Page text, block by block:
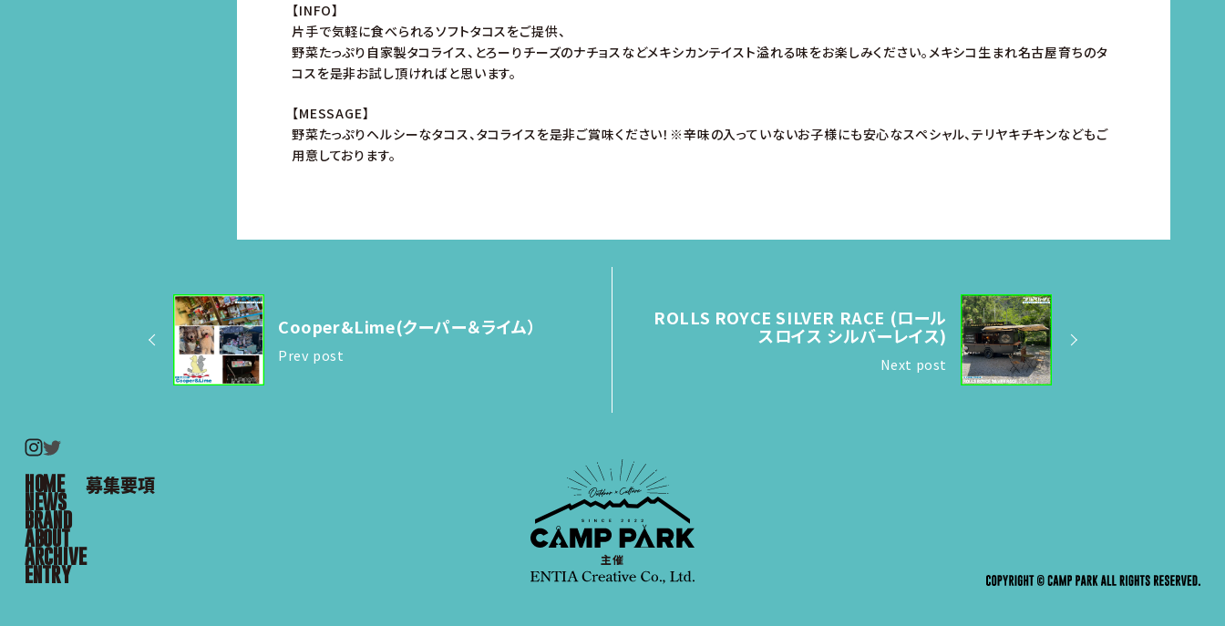
【INFO】
片手で気軽に食べられるソフトタコスをご提供、
野菜たっぷり自家製タコライス、とろーりチーズのナチョスなどメキシカンテイスト溢れる味をお楽しみください。メキシコ生まれ名古屋育ちのタ
コスを是非お試し頂ければと思います。
【MESSAGE】
野菜たっぷりヘルシーなタコス、タコライスを是非ご賞味ください！※辛味の入っていないお子様にも安心なスペシャル、テリヤキチキンなどもご
用意しております。
Cooper&Lime(クーパー＆ライム）
Prev post
ROLLS ROYCE SILVER RACE (ロール
スロイス シルバーレイス)
Next post
HOME
NEWS
BRAND
ABOUT
ARCHIVE
ENTRY
募集要項
主催